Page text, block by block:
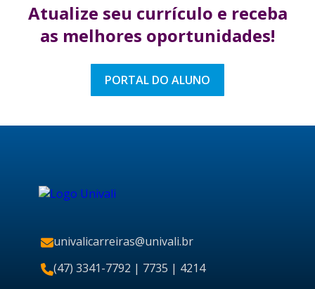
Atualize seu currículo e receba
as melhores oportunidades!
PORTAL DO ALUNO
univalicarreiras@univali.br
(47) 3341-7792 | 7735 | 4214